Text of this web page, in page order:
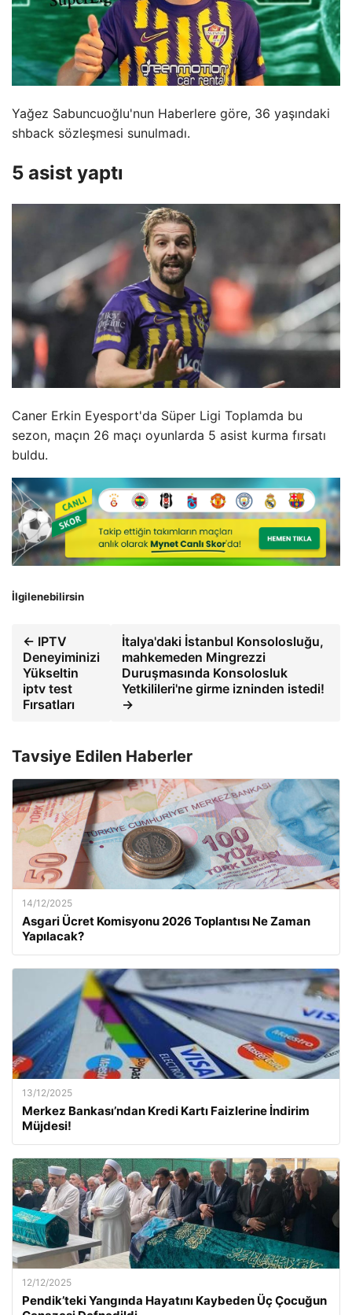
Yağez Sabuncuoğlu'nun Haberlere göre, 36 yaşındaki
shback sözleşmesi sunulmadı.
5 asist yaptı
Caner Erkin Eyesport'da Süper Ligi Toplamda bu
sezon, maçın 26 maçı oyunlarda 5 asist kurma fırsatı
buldu.
İlgilenebilirsin
← IPTV
Deneyiminizi
Yükseltin
iptv test
Fırsatları
İtalya'daki İstanbul Konsolosluğu,
mahkemeden Mingrezzi
Duruşmasında Konsolosluk
Yetkilileri'ne girme izninden istedi!
→
Tavsiye Edilen Haberler
14/12/2025
Asgari Ücret Komisyonu 2026 Toplantısı Ne Zaman
Yapılacak?
13/12/2025
Merkez Bankası’ndan Kredi Kartı Faizlerine İndirim
Müjdesi!
12/12/2025
Pendik’teki Yangında Hayatını Kaybeden Üç Çocuğun